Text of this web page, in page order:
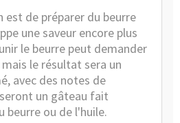
est de préparer du beurre
une saveur encore plus
le beurre peut demander
le résultat sera un
avec des notes de
un gâteau fait
beurre ou de l'huile.